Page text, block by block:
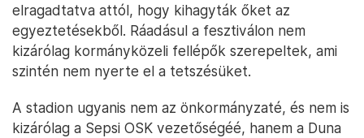
elragadtatva attól, hogy kihagyták őket az
egyeztetésekből. Ráadásul a fesztiválon nem
kizárólag kormányközeli fellépők szerepeltek, ami
szintén nem nyerte el a tetszésüket.
A stadion ugyanis nem az önkormányzaté, és nem is
kizárólag a Sepsi OSK vezetőségéé, hanem a Duna